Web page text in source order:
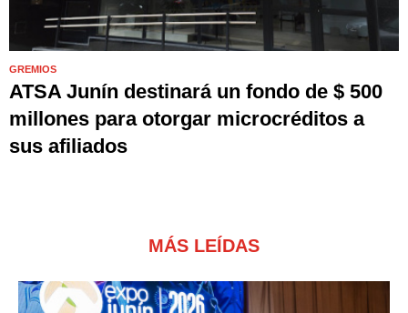
GREMIOS
ATSA Junín destinará un fondo de $ 500
millones para otorgar microcréditos a
sus afiliados
MÁS LEÍDAS